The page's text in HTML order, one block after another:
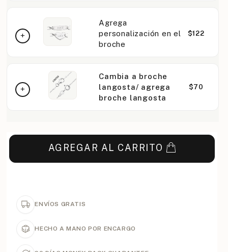
Agrega
personalización en el
broche
$122
Cambia a broche
langosta/ agrega
broche langosta
$70
AGREGAR AL CARRITO
ENVÍOS GRATIS
HECHO A MANO POR ENCARGO